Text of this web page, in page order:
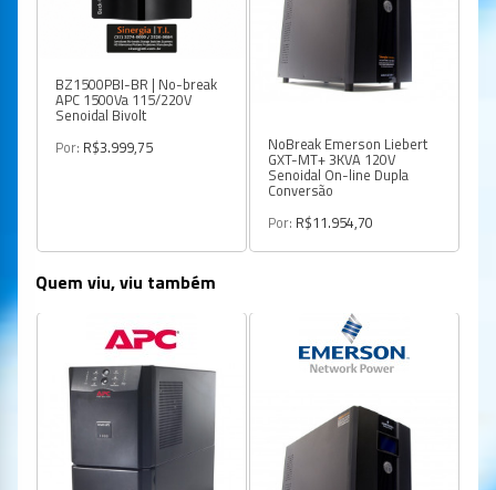
BZ1500PBI-BR | No-break
APC 1500Va 115/220V
Senoidal Bivolt
Por: R$3.999,75 NoBreak Emerson Liebert
GXT-MT+ 3KVA 120V
Senoidal On-line Dupla
Conversão
Por: R$11.954,70
Quem viu, viu também